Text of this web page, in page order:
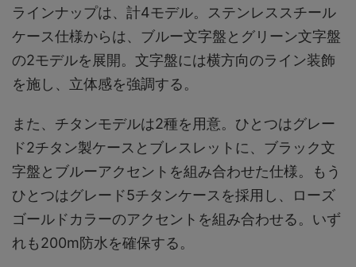
ラインナップは、計4モデル。ステンレススチール
ケース仕様からは、ブルー文字盤とグリーン文字盤
の2モデルを展開。文字盤には横方向のライン装飾
を施し、立体感を強調する。
また、チタンモデルは2種を用意。ひとつはグレー
ド2チタン製ケースとブレスレットに、ブラック文
字盤とブルーアクセントを組み合わせた仕様。もう
ひとつはグレード5チタンケースを採用し、ローズ
ゴールドカラーのアクセントを組み合わせる。いず
れも200m防水を確保する。